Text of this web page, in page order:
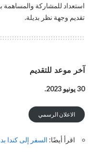
استعداد للمشاركة والمساهمة
تقديم وجهة نظر بديلة.
آخر موعد للتقديم
30 يونيو 2023.
الاعلان الرسمي
اقرأ أيضًا: السفر إلى كندا